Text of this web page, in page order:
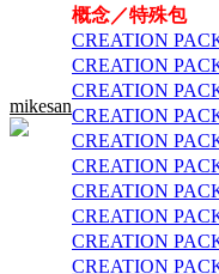
mikesan
概念／特殊包
CREATION
CREATION
CREATION
CREATION
CREATION
CREATION
CREATION
CREATION
CREATION
CREATION